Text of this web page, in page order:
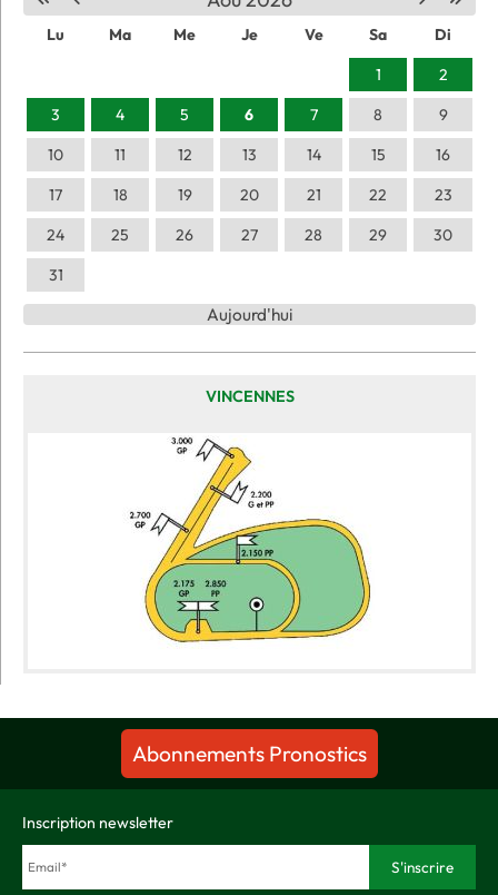
Lu Ma Me Je Ve Sa
Di
1
2
3
4 5 6 7 8
9
10
11 12 13 14 15
16
17
18 19 20 21 22
23
24
25 26 27 28 29
30
31
Aujourd'hui
VINCENNES
Abonnements Pronostics
Inscription newsletter